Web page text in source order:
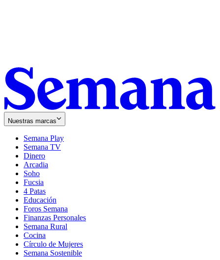
Nuestras marcas
Semana Play
Semana TV
Dinero
Arcadia
Soho
in
new
window
Fucsia
in
new
window
4 Patas
Educación
Foros Semana
Finanzas Personales
Semana Rural
Cocina
Círculo de Mujeres
Semana Sostenible